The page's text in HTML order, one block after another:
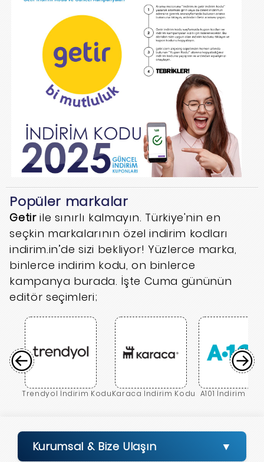
Popüler markalar
Getirile sınırlı kalmayın. Türkiye'nin en
seçkin markalarının özel indirim kodları
indirim.in’de sizi bekliyor! Yüzlerce marka,
binlerce indirim kodu, on binlerce
kampanya burada. İşte Cuma gününün
editör seçimleri;
Trendyol İndirim KoduKaraca İndirim Kodu A101 İndirim
Kurumsal & Bize Ulaşın